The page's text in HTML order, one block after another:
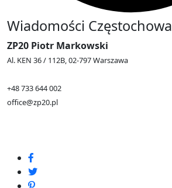
Wiadomości Częstochowa
ZP20 Piotr Markowski
Al. KEN 36 / 112B, 02-797 Warszawa
+48 733 644 002
office@zp20.pl